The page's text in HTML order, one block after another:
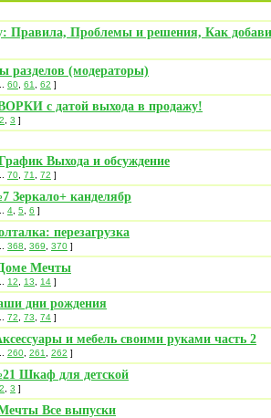
Правила, Проблемы и решения, Как
разделов (модераторы)
60 61 62 ]
с датой выхода в продажу!
2 3 ]
Выхода и обсуждение
70 71 72 ]
канделябр
4 5 6 ]
перезагрузка
368 369 370 ]
Мечты
12 13 14 ]
дни рождения
72 73 74 ]
и мебель своими руками часть 2
260 261 262 ]
Шкаф для детской
2 3 ]
Все выпуски